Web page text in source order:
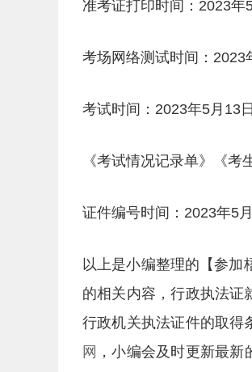
准考证打印时间：2023年
考场网络测试时间：2023
考试时间：2023年5月13
《考试情况记录单》《
证件编号时间：2023年5
以上是小编整理的【参加
的相关内容，行政执法证
行政机关执法证件的取得
网 ，小编会及时更新最